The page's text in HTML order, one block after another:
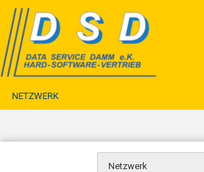
NETZWERK
Netzwerk